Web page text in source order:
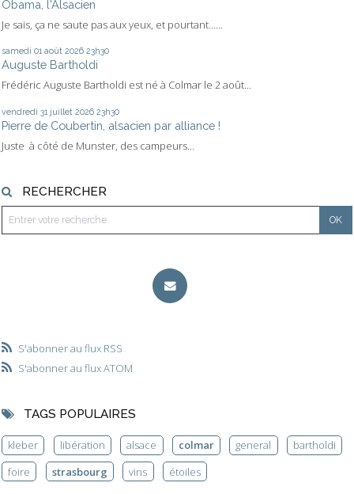
Obama, l'Alsacien
Je sais, ça ne saute pas aux yeux, et pourtant…...
samedi 01 août 2026 23h30
Auguste Bartholdi
Frédéric Auguste Bartholdi est né à Colmar le 2 août...
vendredi 31 juillet 2026 23h30
Pierre de Coubertin, alsacien par alliance !
Juste à côté de Munster, des campeurs...
RECHERCHER
S'abonner au flux RSS
S'abonner au flux ATOM
TAGS POPULAIRES
kleber libération alsace colmar general
bartholdi
foire
strasbourg vins étoiles